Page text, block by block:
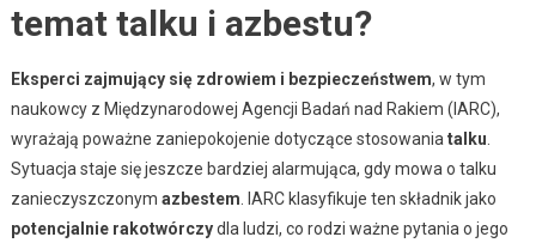
temat talku i azbestu?
Eksperci zajmujący się zdrowiem i bezpieczeństwem, w tym
naukowcy z Międzynarodowej Agencji Badań nad Rakiem (IARC),
wyrażają poważne zaniepokojenie dotyczące stosowania talku
Sytuacja staje się jeszcze bardziej alarmująca, gdy mowa o talku
zanieczyszczonym azbestem . IARC klasyfikuje ten składnik jako
potencjalnie rakotwórczydla ludzi, co rodzi ważne pytania o jego